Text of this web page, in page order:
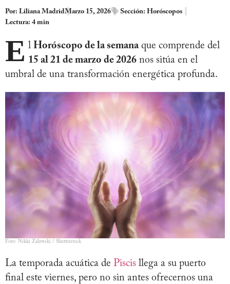
Por: Liliana MadridMarzo 15, 2026 Sección: Horóscopos
Lectura: 4 min
E l Horóscopo de la semanaque comprende del
15 al 21 de marzo de 2026 nos sitúa en el
umbral de una transformación energética profunda.
Foto: Nikki Zalewski / Shutterstock
La temporada acuática de Piscis llega a su puerto
final este viernes, pero no sin antes ofrecernos una